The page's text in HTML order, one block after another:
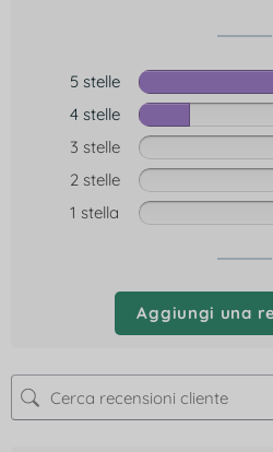
5 stelle
4 stelle
3 stelle
2 stelle
1 stella
Aggiungi una